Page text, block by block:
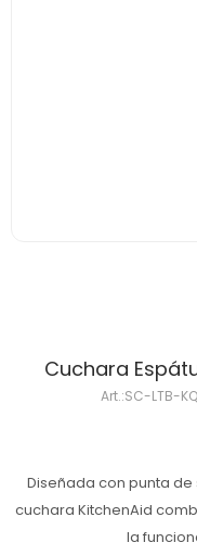
Cuchara
SC-LTB-
Diseñada con punta
cuchara KitchenAid
la